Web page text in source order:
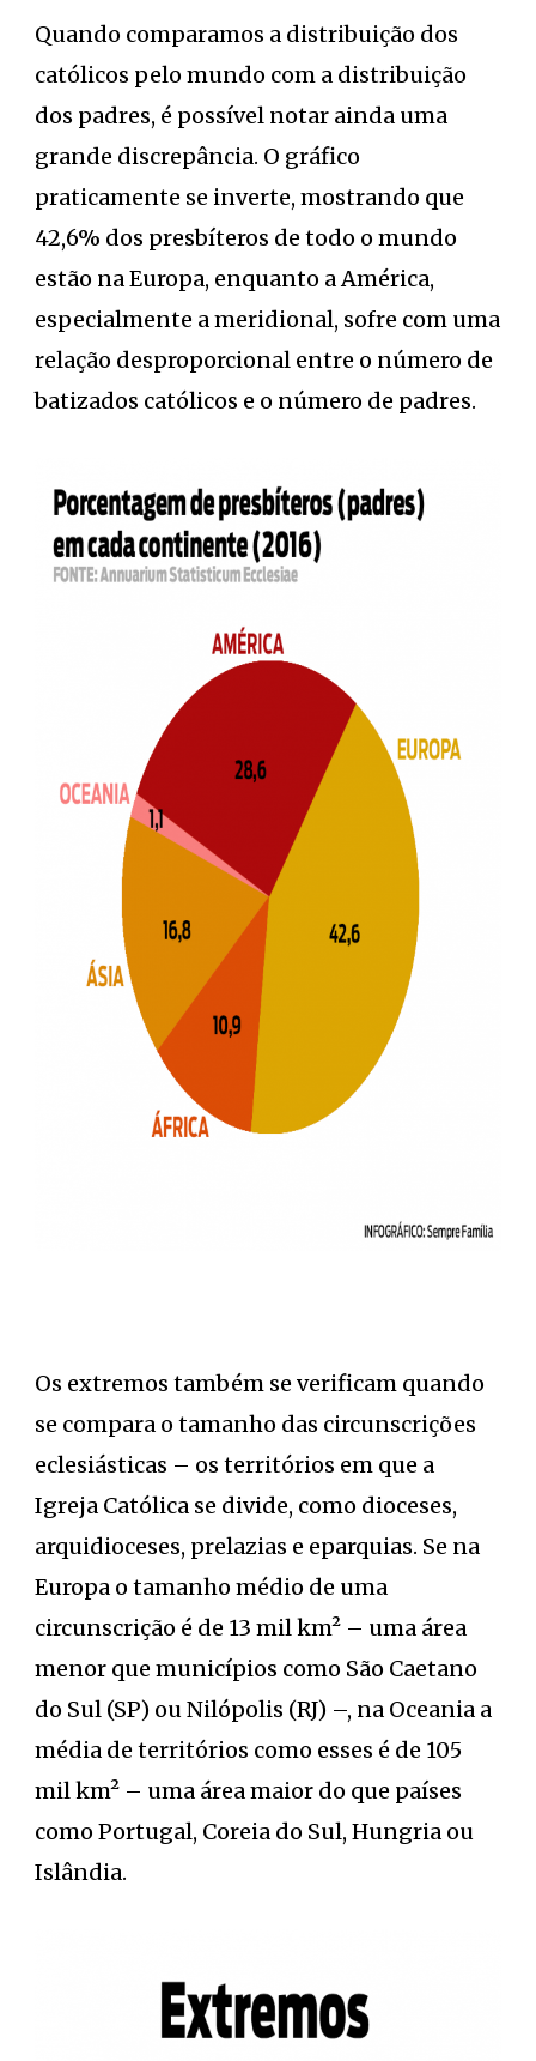
Quando comparamos a distribuição dos
católicos pelo mundo com a distribuição
dos padres, é possível notar ainda uma
grande discrepância. O gráfico
praticamente se inverte, mostrando que
42,6% dos presbíteros de todo o mundo
estão na Europa, enquanto a América,
especialmente a meridional, sofre com uma
relação desproporcional entre o número de
batizados católicos e o número de padres.
Os extremos também se verificam quando
se compara o tamanho das circunscrições
eclesiásticas – os territórios em que a
Igreja Católica se divide, como dioceses,
arquidioceses, prelazias e eparquias. Se na
Europa o tamanho médio de uma
circunscrição é de 13 mil km² – uma área
menor que municípios como São Caetano
do Sul (SP) ou Nilópolis (RJ) –, na Oceania a
média de territórios como esses é de 105
mil km² – uma área maior do que países
como Portugal, Coreia do Sul, Hungria ou
Islândia.